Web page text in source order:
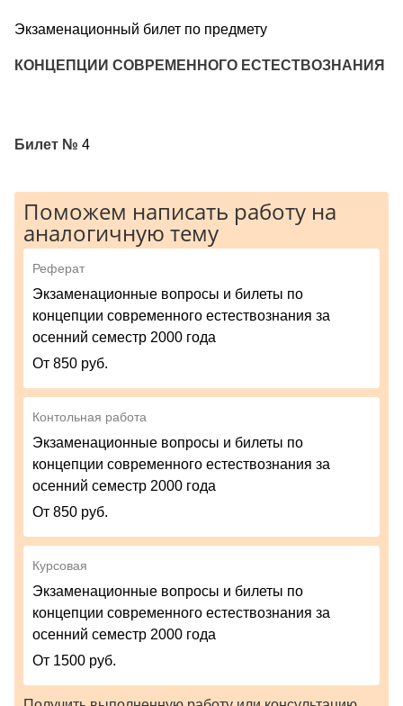
Экзаменационный билет по предмету
КОНЦЕПЦИИ СОВРЕМЕННОГО ЕСТЕСТВОЗНАНИЯ
Билет № 4
Поможем написать работу на
аналогичную тему
Реферат
Экзаменационные вопросы и билеты по
концепции современного естествознания за
осенний семестр 2000 года
От 850 руб.
Контольная работа
Экзаменационные вопросы и билеты по
концепции современного естествознания за
осенний семестр 2000 года
От 850 руб.
Курсовая
Экзаменационные вопросы и билеты по
концепции современного естествознания за
осенний семестр 2000 года
От 1500 руб.